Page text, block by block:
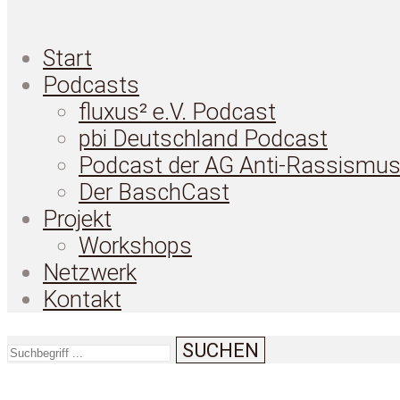
Start
Podcasts
fluxus² e.V. Podcast
pbi Deutschland Podcast
Podcast der AG Anti-Rassismus
Der BaschCast
Projekt
Workshops
Netzwerk
Kontakt
SUCHEN